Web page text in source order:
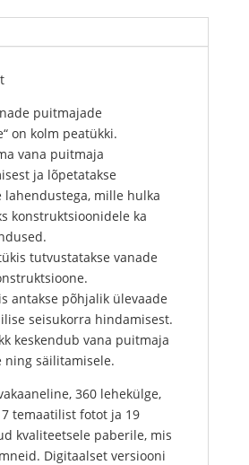
puitmajade
on kolm peatükki.
vana puitmaja
ja lõpetatakse
lahendustega, mille hulka
konstruktsioonidele ka
tutvustatakse vanade
antakse põhjalik ülevaade
seisukorra hindamisest.
keskendub vana puitmaja
ning säilitamisele.
360 lehekülge,
temaatilist fotot ja 19
kvaliteetsele paberile, mis
Digitaalset versiooni